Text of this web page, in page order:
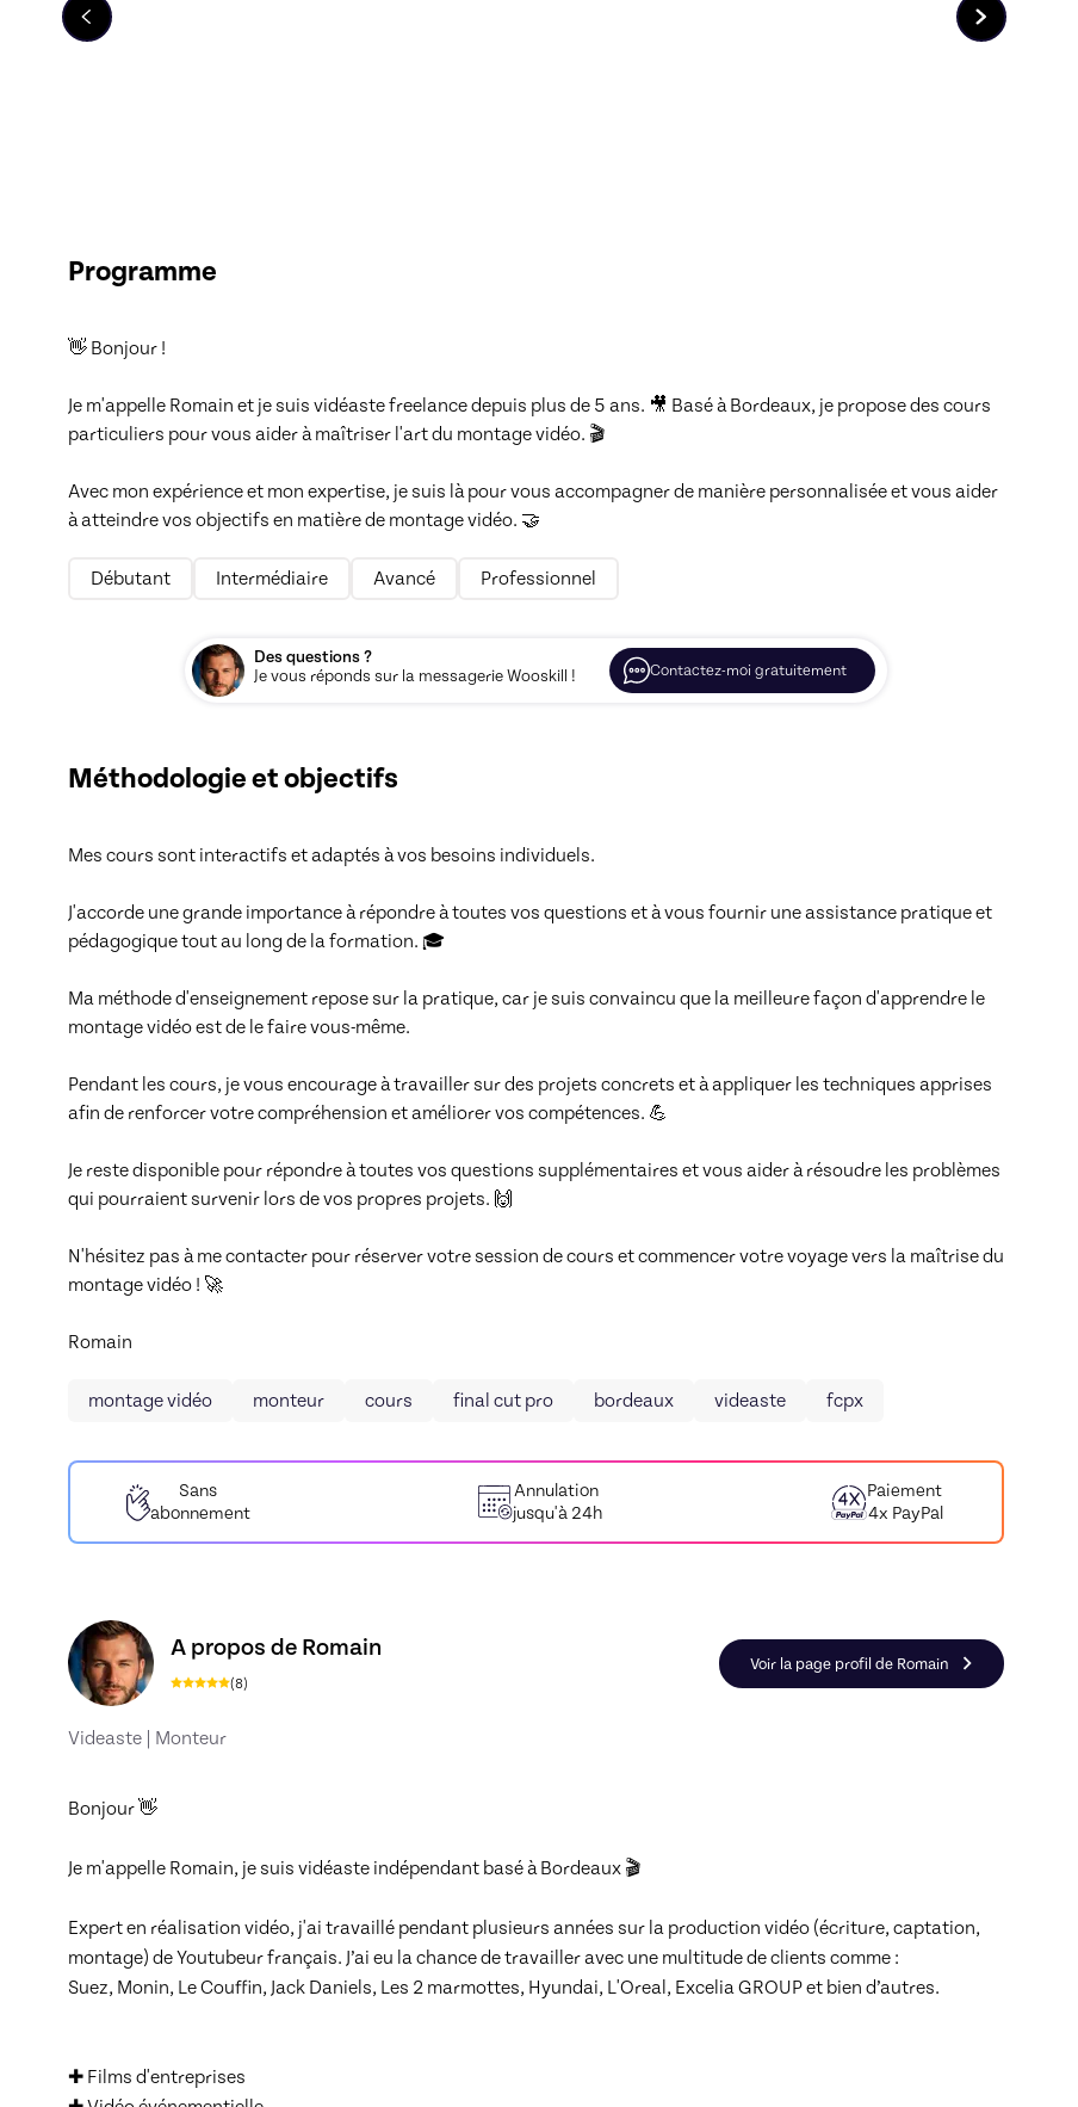
Programme
👋 Bonjour !
Je m'appelle Romain et je suis vidéaste freelance depuis plus de 5 ans. 🎥 Basé à Bordeaux, je propose des cours
particuliers pour vous aider à maîtriser l'art du montage vidéo. 🎬
Avec mon expérience et mon expertise, je suis là pour vous accompagner de manière personnalisée et vous aider
à atteindre vos objectifs en matière de montage vidéo. 🤝
Débutant Intermédiaire Avancé Professionnel
Des questions ?
Je vous réponds sur la messagerie Wooskill !
Contactez-moi gratuitement
Méthodologie et objectifs
Mes cours sont interactifs et adaptés à vos besoins individuels.
J'accorde une grande importance à répondre à toutes vos questions et à vous fournir une assistance pratique et
pédagogique tout au long de la formation. 🎓
Ma méthode d'enseignement repose sur la pratique, car je suis convaincu que la meilleure façon d'apprendre le
montage vidéo est de le faire vous-même.
Pendant les cours, je vous encourage à travailler sur des projets concrets et à appliquer les techniques apprises
afin de renforcer votre compréhension et améliorer vos compétences. 💪
Je reste disponible pour répondre à toutes vos questions supplémentaires et vous aider à résoudre les problèmes
qui pourraient survenir lors de vos propres projets. 🙌
N'hésitez pas à me contacter pour réserver votre session de cours et commencer votre voyage vers la maîtrise du
montage vidéo ! 🚀
Romain
montage vidéo monteur cours final cut pro bordeaux videaste fcpx
Sans
abonnement
Annulation
jusqu'à 24h
Paiement
4x PayPal
A propos de Romain
(8)
Voir la page profil de Romain
Videaste | Monteur
Bonjour 👋
Je m'appelle Romain, je suis vidéaste indépendant basé à Bordeaux 🎬
Expert en réalisation vidéo, j'ai travaillé pendant plusieurs années sur la production vidéo (écriture, captation,
montage) de Youtubeur français. J’ai eu la chance de travailler avec une multitude de clients comme :
Suez, Monin, Le Couffin, Jack Daniels, Les 2 marmottes, Hyundai, L'Oreal, Excelia GROUP et bien d’autres.
✚ Films d'entreprises